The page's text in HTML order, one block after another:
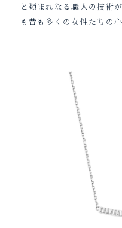
と類まれなる職人の技術
も昔も多くの女性たちの